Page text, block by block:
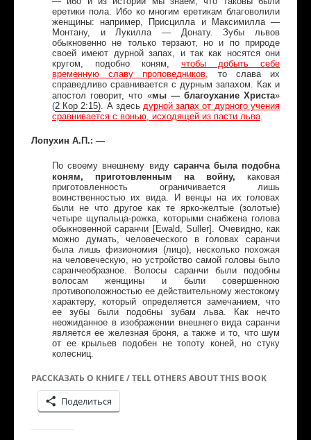
еретики пола. Ибо ко многим еретикам благоволили
женщины: например, Присцилла и Максимилла —
Монтану, и Лукилла — Донату. Зубы львов
обыкновенно не только терзают, но и по природе
своей имеют дурной запах, и так как носятся они
кругом, подобно коням,чтобы добыть себе
временную славу проповедников, то слава их
справедливо сравнивается с дурным запахом. Как и
апостол говорит, что «мы — благоухание Христа»
(2 Кор 2:15). А здесьдурной запах от дурного учения
сравнивается с вонью, исходящей из пасти льва.
Лопухин А.П.: —
По своему внешнему виду саранча была подобна
коням, приготовленным на войну, каковая
приготовленность ограничивается лишь
воинственностью их вида. И венцы на их головах
были не что другое как те ярко-желтые (золотые)
четыре щупальца-рожка, которыми снабжена голова
обыкновенной саранчи [Ewald, Suller]. Очевидно, как
можно думать, человеческого в головах саранчи
была лишь физиономия (лицо), несколько похожая
на человеческую, но устройство самой головы было
саранчеобразное. Волосы саранчи были подобны
волосам женщины и были совершенною
противоположностью ее действительному жестокому
характеру, который определяется замечанием, что
ее зубы были подобны зубам льва. Как нечто
неожиданное в изображении внешнего вида саранчи
является ее железная броня, а также и то, что шум
от ее крыльев подобен не топоту коней, но стуку
колесниц.
РАССКАЗАТЬ О КНИГЕ / TELL OTHERS ABOUT THIS BOOK
Поделиться